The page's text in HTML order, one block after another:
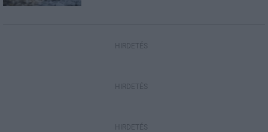
HIRDETÉS
HIRDETÉS
HIRDETÉS